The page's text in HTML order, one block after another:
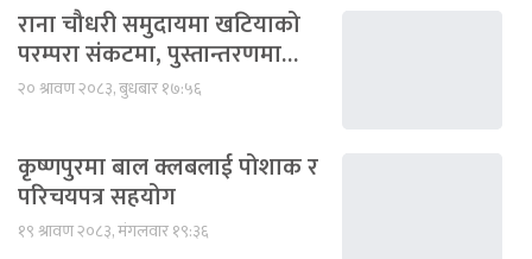
राना चौधरी समुदायमा खटियाको
परम्परा संकटमा, पुस्तान्तरणमा…
२० श्रावण २०८३, बुधबार १७:५६
कृष्णपुरमा बाल क्लबलाई पोशाक र
परिचयपत्र सहयोग
१९ श्रावण २०८३, मंगलवार १९:३६